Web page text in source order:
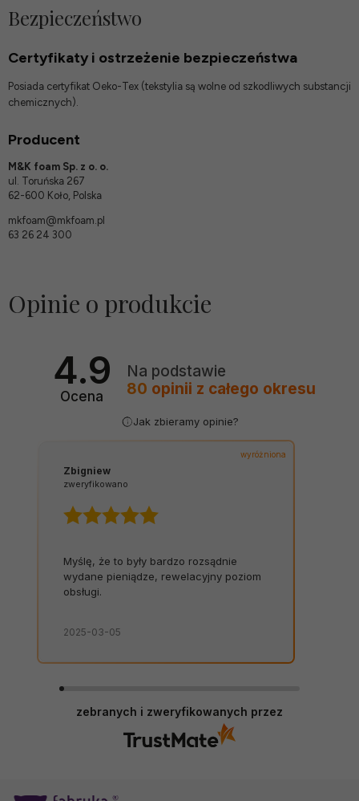
Bezpieczeństwo
Certyfikaty i ostrzeżenie bezpieczeństwa
Posiada certyfikat Oeko-Tex (tekstylia są wolne od szkodliwych substancji
chemicznych).
Producent
M&K foam Sp. z o. o.
ul. Toruńska 267
62-600 Koło, Polska
mkfoam@mkfoam.pl
63 26 24 300
Opinie o produkcie
4.9
Ocena
Na podstawie
80 opinii z całego okresu
Jak zbieramy opinie?
wyróżniona
Zbigniew
zweryfikowano
Myślę, że to były bardzo rozsądnie
wydane pieniądze, rewelacyjny poziom
obsługi.
2025-03-05
zebranych i zweryfikowanych przez